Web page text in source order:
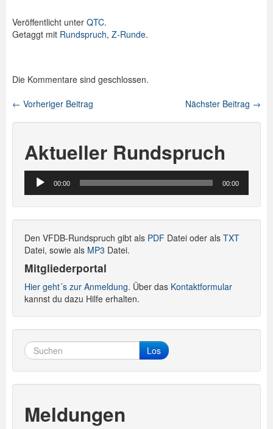
Veröffentlicht unter QTC.
Getaggt mit Rundspruch, Z-Runde.
Die Kommentare sind geschlossen.
Beitragsnavigation
Nächster Beitrag →
← Vorheriger Beitrag
Aktueller Rundspruch
Audio-
Player
00:00 00:00
Den VFDB-Rundspruch gibt als PDF Datei oder als TXT
Datei, sowie als MP3 Datei.
Mitgliederportal
Hier geht´s zur Anmeldung. Über das Kontaktformular
kannst du dazu Hilfe erhalten.
Los
Meldungen